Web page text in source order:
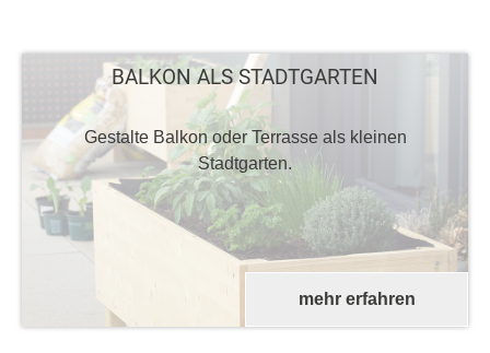
BALKON ALS STADTGARTEN
Gestalte Balkon oder Terrasse als kleinen
Stadtgarten.
mehr erfahren